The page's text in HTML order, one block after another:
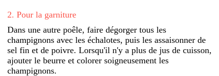
2. Pour la garniture
Dans une autre poêle, faire dégorger tous les
champignons avec les échalotes, puis les assaisonner de
sel fin et de poivre. Lorsqu'il n'y a plus de jus de cuisson,
ajouter le beurre et colorer soigneusement les
champignons.